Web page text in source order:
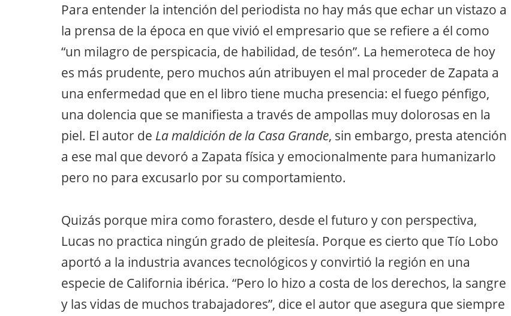
Para entender la intención del periodista no hay más que echar un vistazo a
la prensa de la época en que vivió el empresario que se refiere a él como
“un milagro de perspicacia, de habilidad, de tesón”. La hemeroteca de hoy
es más prudente, pero muchos aún atribuyen el mal proceder de Zapata a
una enfermedad que en el libro tiene mucha presencia: el fuego pénfigo,
una dolencia que se manifiesta a través de ampollas muy dolorosas en la
piel. El autor de La maldición de la Casa Grande, sin embargo, presta atención
a ese mal que devoró a Zapata física y emocionalmente para humanizarlo
pero no para excusarlo por su comportamiento.
Quizás porque mira como forastero, desde el futuro y con perspectiva,
Lucas no practica ningún grado de pleitesía. Porque es cierto que Tío Lobo
aportó a la industria avances tecnológicos y convirtió la región en una
especie de California ibérica. “Pero lo hizo a costa de los derechos, la sangre
y las vidas de muchos trabajadores”, dice el autor que asegura que siempre